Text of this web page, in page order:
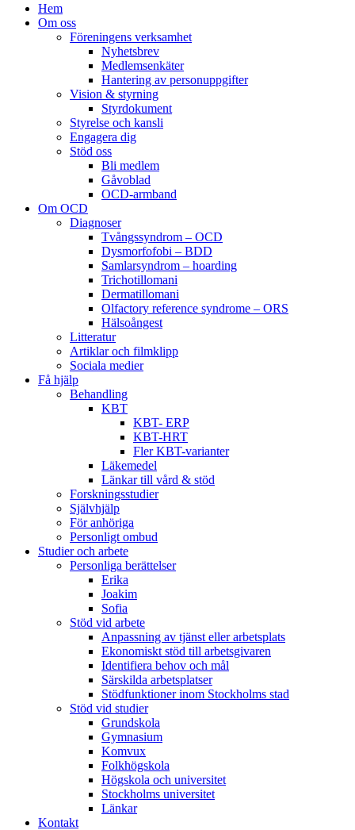
Hem
Om oss
Föreningens verksamhet
Nyhetsbrev
Medlemsenkäter
Hantering av personuppgifter
Vision & styrning
Styrdokument
Styrelse och kansli
Engagera dig
Stöd oss
Bli medlem
Gåvoblad
OCD-armband
Om OCD
Diagnoser
Tvångssyndrom – OCD
Dysmorfofobi – BDD
Samlarsyndrom – hoarding
Trichotillomani
Dermatillomani
Olfactory reference syndrome – ORS
Hälsoångest
Litteratur
Artiklar och filmklipp
Sociala medier
Få hjälp
Behandling
KBT
KBT- ERP
KBT-HRT
Fler KBT-varianter
Läkemedel
Länkar till vård & stöd
Forskningsstudier
Självhjälp
För anhöriga
Personligt ombud
Studier och arbete
Personliga berättelser
Erika
Joakim
Sofia
Stöd vid arbete
Anpassning av tjänst eller arbetsplats
Ekonomiskt stöd till arbetsgivaren
Identifiera behov och mål
Särskilda arbetsplatser
Stödfunktioner inom Stockholms stad
Stöd vid studier
Grundskola
Gymnasium
Komvux
Folkhögskola
Högskola och universitet
Stockholms universitet
Länkar
Kontakt